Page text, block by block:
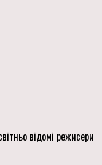
відомі режисери